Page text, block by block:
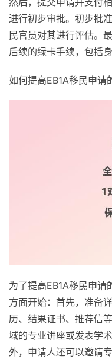
进行初步审批。初步批
民官员对其进行评估。
后续的绿卡手续，包括
如何提高EB1A移民申请
为了提高EB1A移民申
方面开始：首先，准备
历、结果证书、推荐信
域的专业讲座或发表学
外，申请人还可以邀请